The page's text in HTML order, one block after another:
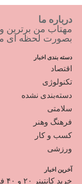
درباره ما
مهتاب من برترین و
بصورت لحظه ای
دسته بندی اخبار
اقتصاد
تکنولوژی
دسته‌بندی نشده
سلامتی
فرهنگ وهنر
کسب و کار
ورزشی
آخرین اخبار
خرید کانتینر ۲۰ و ۴۰ فوت با بهترین قیمت